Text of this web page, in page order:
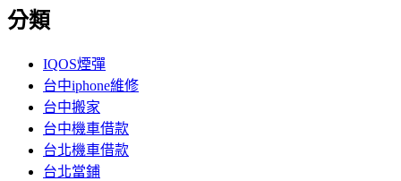
分類
IQOS煙彈
台中iphone維修
台中搬家
台中機車借款
台北機車借款
台北當鋪